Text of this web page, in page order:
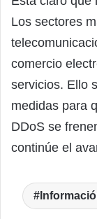
Los sectores
comercio
servicios. Ello
medidas para
DDoS se
continúe el